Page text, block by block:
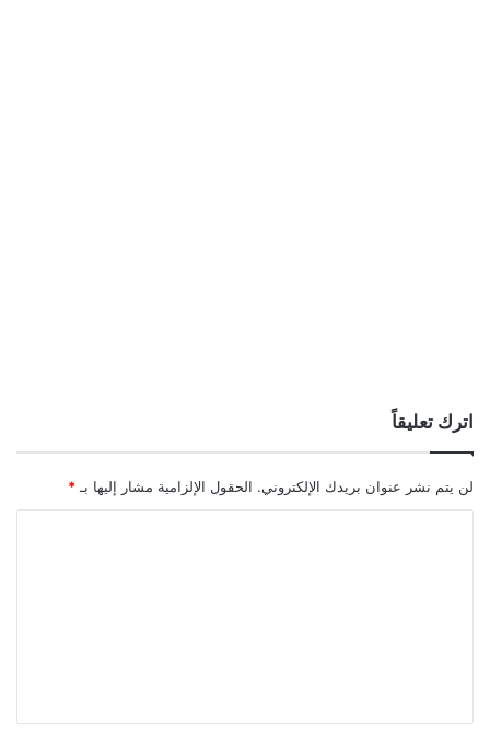
اترك تعليقاً
لن يتم نشر عنوان بريدك الإلكتروني. الحقول الإلزامية مشار إليها بـ *
ق